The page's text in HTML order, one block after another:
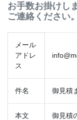
お手数お掛けし
ご連絡ください。
メール
アドレ
ス
件名 御見積
本文
御見積